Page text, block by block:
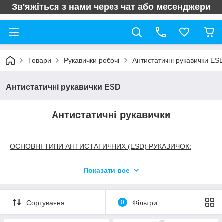
Зв'яжіться з нами через чат або месенджери
Товари Рукавички робочі Антистатичні рукавички
Антистатичні рукавички ESD
Антистатичні рукавички
ОСНОВНІ ТИПИ АНТИСТАТИЧНИХ (ESD) РУКАВИЧОК:
антистатичні рукавички, з карбоновими
нитками.
В'язані (трикотажні) нейлонові антистатичні рукавички
Показати все
Сортування 0 Фільтри